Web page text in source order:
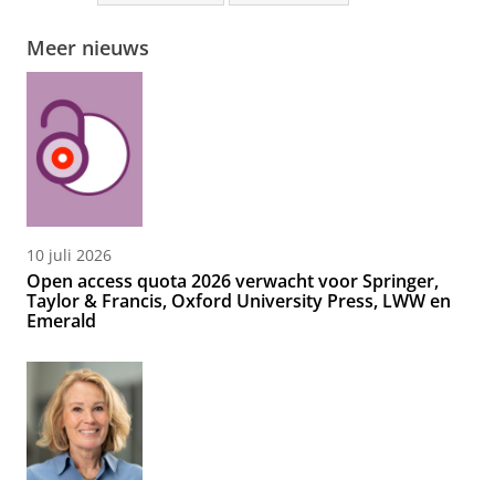
Meer nieuws
10 juli 2026
Open access quota 2026 verwacht voor Springer,
Taylor & Francis, Oxford University Press, LWW en
Emerald